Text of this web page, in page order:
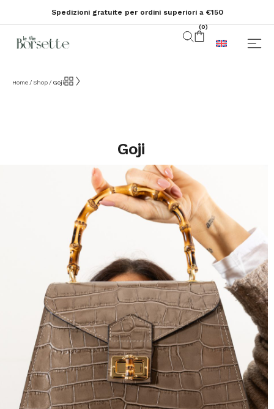
Spedizioni gratuite per ordini superiori a €150
(0)
Home / Shop / Goji
Goji